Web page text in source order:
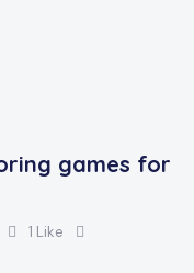
games for
1 Like